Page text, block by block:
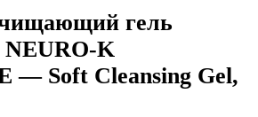
гель
K
— Soft Cleansing Gel,